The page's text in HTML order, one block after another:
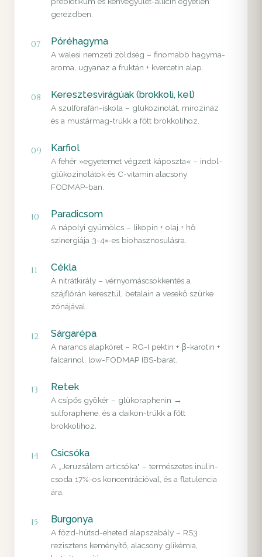
gerezdben.
07 Póréhagyma
A walesi nemzeti zöldség – finomabb hagyma-
aroma, ugyanaz a fruktán + kvercetin alap.
08 Keresztesvirágúak (brokkoli, kel)
A szulforafán-iskola – glükozinolát, mirozináz
és a mustármag-trükk a főtt brokkolihoz.
09 Karfiol
A fehér »egyetemet végzett káposzta« – indol-
glükozinolátok és C-vitamin alacsony
FODMAP-ban.
10 Paradicsom
A nápolyi gyümölcs – likopin + olaj + hő
szinergiája 3-4×-es biohasznosulásra.
11 Cékla
A nitrátkirály – vérnyomáscsökkentés a
szájflórán keresztül, betalain a vesekő szürke
zónájával.
12 Sárgarépa
A narancs alapköret – RG-I pektin + β-karotin +
falcarinol, low-FODMAP IBS-barát.
13 Retek
A csípős gyökér – glükoraphenin →
sulforaphene, és a daikon-trükk a főtt
brokkolihoz.
14 Csicsóka
A „Jeruzsálem articsóka" – természetes inulin-
csoda 17%-os koncentrációval, és a flatulencia
ára.
15 Burgonya
A főzd-hűtsd-eheted alapszabály – RS3
rezisztens keményítő, alacsony glikémia,